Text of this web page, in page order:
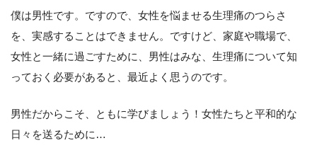
僕は男性です。ですので、女性を悩ませる生理痛のつらさ
を、実感することはできません。ですけど、家庭や職場で、
女性と一緒に過ごすために、男性はみな、生理痛について知
っておく必要があると、最近よく思うのです。
男性だからこそ、ともに学びましょう！女性たちと平和的な
日々を送るために…